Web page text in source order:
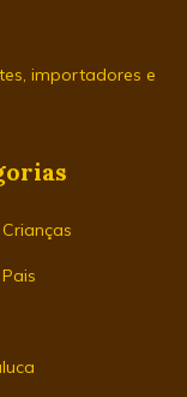
importadores e